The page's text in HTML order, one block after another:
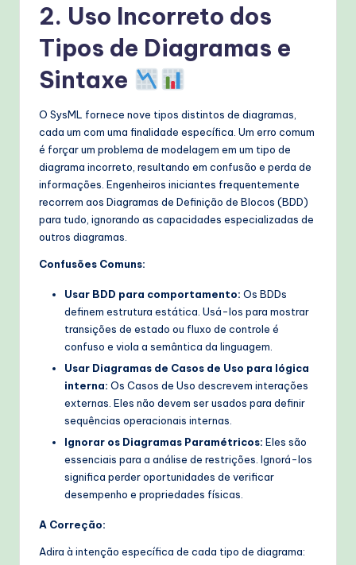
2. Uso Incorreto dos
Tipos de Diagramas e
Sintaxe
O SysML fornece nove tipos distintos de diagramas,
cada um com uma finalidade específica. Um erro comum
é forçar um problema de modelagem em um tipo de
diagrama incorreto, resultando em confusão e perda de
informações. Engenheiros iniciantes frequentemente
recorrem aos Diagramas de Definição de Blocos (BDD)
para tudo, ignorando as capacidades especializadas de
outros diagramas.
Confusões Comuns:
Usar BDD para comportamento: Os BDDs
definem estrutura estática. Usá-los para mostrar
transições de estado ou fluxo de controle é
confuso e viola a semântica da linguagem.
Usar Diagramas de Casos de Uso para lógica
interna: Os Casos de Uso descrevem interações
externas. Eles não devem ser usados para definir
sequências operacionais internas.
Ignorar os Diagramas Paramétricos: Eles são
essenciais para a análise de restrições. Ignorá-los
significa perder oportunidades de verificar
desempenho e propriedades físicas.
A Correção:
Adira à intenção específica de cada tipo de diagrama: